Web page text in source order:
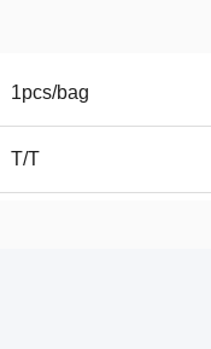
1pcs/bag
T/T